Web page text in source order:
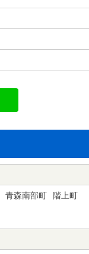
青森南部町
階上町